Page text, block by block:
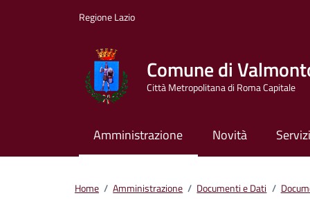
Regione Lazio
Comune di
Città Metropolitana di Roma Capitale
Amministrazione Novità Servizi
Home / Amministrazione / Documenti e Dati /